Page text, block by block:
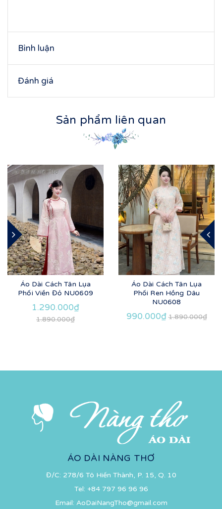
Bình luận
Đánh giá
Sản phẩm liên quan
Áo Dài Cách Tân Lụa
Phối Viền Đỏ NU0609
1.290.000₫
1.890.000₫
Áo Dài Cách Tân Lụa
Phối Ren Hồng Dâu
NU0608
990.000₫ 1.890.000₫
ÁO DÀI NÀNG THƠ
Đ/C: 278/6 Tô Hiến Thành, P. 15, Q. 10
Tel: +84 797 96 96 96
Email: AoDaiNangTho@gmail.com